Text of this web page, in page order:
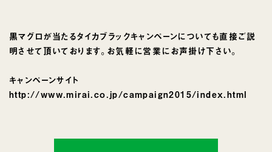
黒マグロが当たるタイカブラックキャンペーンについても直接ご説
明させて頂いております。お気軽に営業にお声掛け下さい。
キャンペーンサイト
http://www.mirai.co.jp/campaign2015/index.html